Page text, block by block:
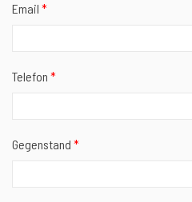
Email *
Telefon *
Gegenstand *